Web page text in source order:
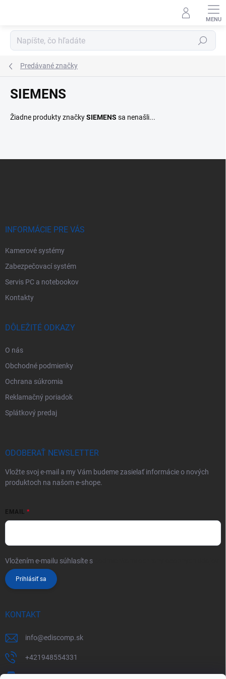
Hľadať
Predávané značky
SIEMENS
Žiadne produkty značkySIEMENS sa nenašli...
INFORMÁCIE PRE VÁS
Kamerové systémy
Zabezpečovací systém
Servis PC a notebookov
Kontakty
DÔLEŽITÉ ODKAZY
O nás
Obchodné podmienky
Ochrana súkromia
Reklamačný poriadok
Splátkový predaj
ODOBERAŤ NEWSLETTER
Vložte svoj e-mail a my Vám budeme zasielať informácie o nových
produktoch na našom e-shope.
EMAIL
Vložením e-mailu súhlasíte s
Prihlásiť sa
KONTAKT
info@ediscomp.sk
+421948554331